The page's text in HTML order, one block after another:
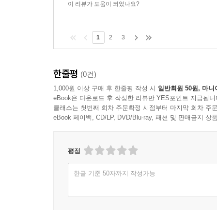
이 리뷰가 도움이 되었나요?
1 2 3
한줄평 (0건)
1,000원 이상 구매 후 한줄평 작성 시 일반회원 50원, 마니
eBook은 다운로드 후 작성한 리뷰만 YES포인트 지급됩니
클래스는 첫번째 회차 주문확정 시점부터 마지막 회차 주
eBook 페이백, CD/LP, DVD/Blu-ray, 패션 및 판매금지 상
평점
한글 기준 50자까지 작성가능